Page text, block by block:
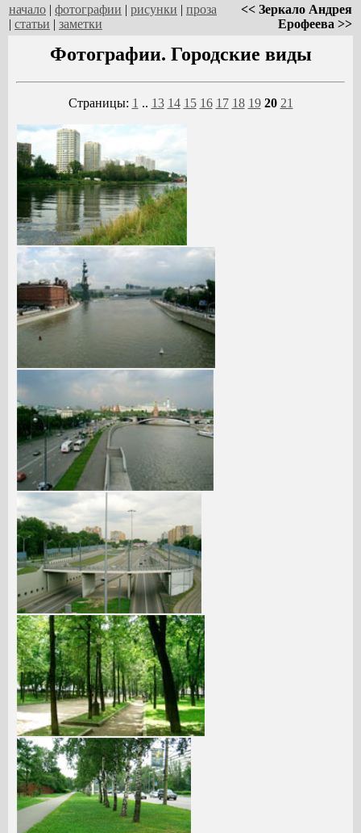
начало | фотографии | рисунки | проза
| статьи | заметки
<< Зеркало Андрея
Ерофеева >>
Фотографии. Городские виды
Страницы: 1 .. 13 14 15 16 17 18 19 20 21